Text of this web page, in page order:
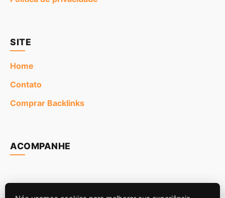
SITE
Home
Contato
Comprar Backlinks
ACOMPANHE